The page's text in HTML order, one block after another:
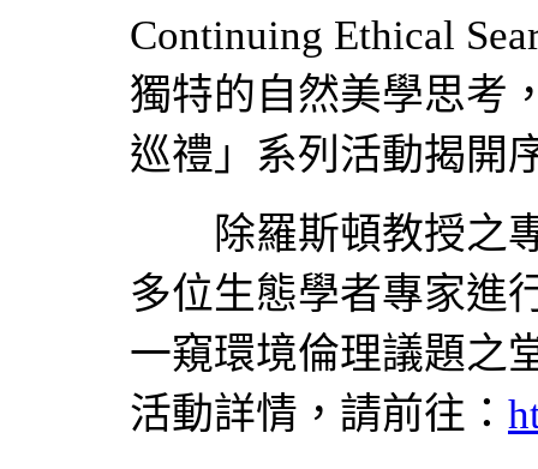
Continuing Ethical
獨特的自然美學思考
巡禮」系列活動揭開
除羅斯頓教授之專
多位生態學者專家進
一窺環境倫理議題之
活動詳情，請前往：